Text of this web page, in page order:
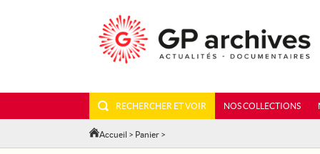
RECHERCHER ET VOIR NOS COLLECTIONS
Accueil > Panier >